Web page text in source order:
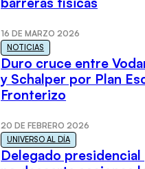
16 DE MARZO 2026
NOTICIAS
Duro cruce entre
y Schalper por Plan
Fronterizo
20 DE FEBRERO 2026
UNIVERSO AL DÍA
Delegado presidencial